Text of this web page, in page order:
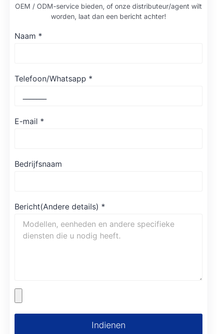
OEM / ODM-service bieden, of onze distributeur/agent wilt
worden, laat dan een bericht achter!
Naam *
Telefoon/Whatsapp *
E-mail *
Bedrijfsnaam
Bericht(Andere details) *
Indienen